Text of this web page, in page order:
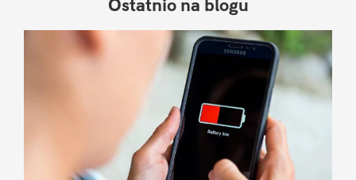
Sidebar
Ostatnio na blogu